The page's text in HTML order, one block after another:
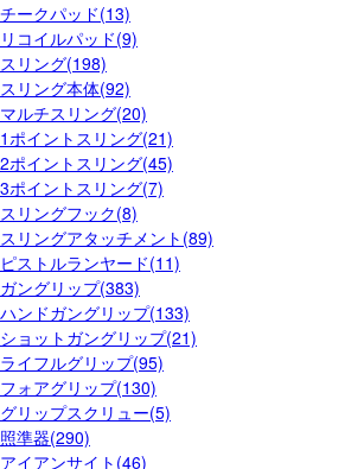
チークパッド(13)
リコイルパッド(9)
スリング(198)
スリング本体(92)
マルチスリング(20)
1ポイントスリング(21)
2ポイントスリング(45)
3ポイントスリング(7)
スリングフック(8)
スリングアタッチメント(89)
ピストルランヤード(11)
ガングリップ(383)
ハンドガングリップ(133)
ショットガングリップ(21)
ライフルグリップ(95)
フォアグリップ(130)
グリップスクリュー(5)
照準器(290)
アイアンサイト(46)